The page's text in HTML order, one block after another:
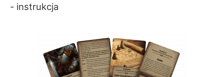
- instrukcja